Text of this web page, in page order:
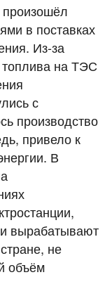
произошёл
в поставках
Из-за
на ТЭС
с
производство
привело к
В
вырабатывают
не
объём